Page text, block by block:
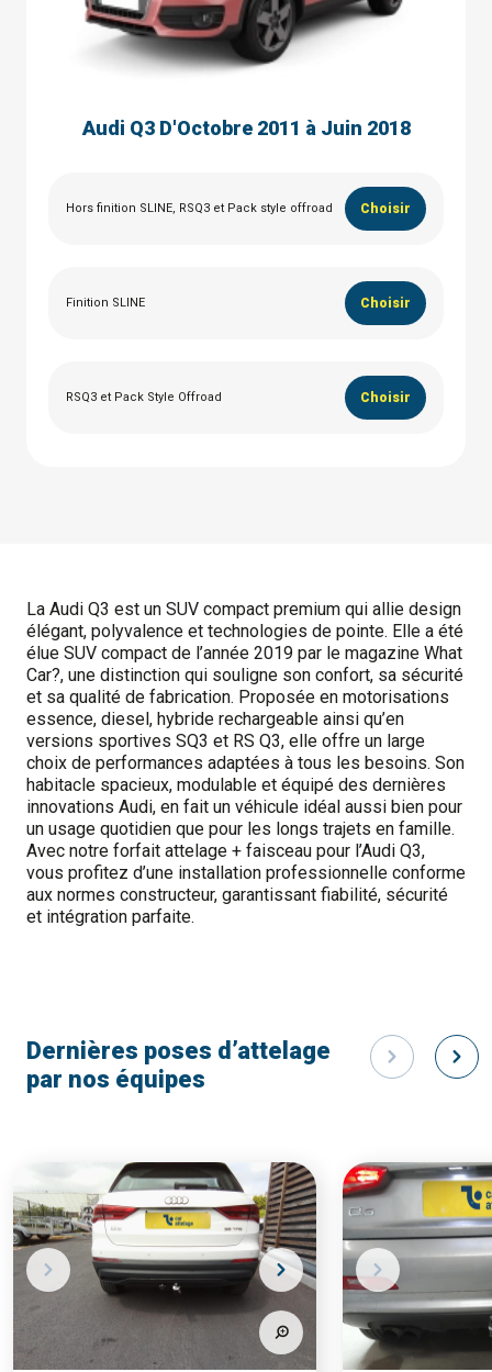
Audi Q3 D'Octobre 2011 à Juin 2018
Hors finition SLINE, RSQ3 et Pack style offroad Choisir
Finition SLINE Choisir
RSQ3 et Pack Style Offroad Choisir
La Audi Q3 est un SUV compact premium qui allie design
élégant, polyvalence et technologies de pointe. Elle a été
élue SUV compact de l’année 2019 par le magazine What
Car?, une distinction qui souligne son confort, sa sécurité
et sa qualité de fabrication. Proposée en motorisations
essence, diesel, hybride rechargeable ainsi qu’en
versions sportives SQ3 et RS Q3, elle offre un large
choix de performances adaptées à tous les besoins. Son
habitacle spacieux, modulable et équipé des dernières
innovations Audi, en fait un véhicule idéal aussi bien pour
un usage quotidien que pour les longs trajets en famille.
Avec notre forfait attelage + faisceau pour l’Audi Q3,
vous profitez d’une installation professionnelle conforme
aux normes constructeur, garantissant fiabilité, sécurité
et intégration parfaite.
Dernières poses d’attelage
par nos équipes